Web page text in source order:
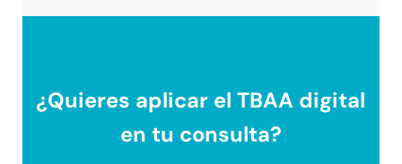
¿Quieres aplicar el TBAA digital
en tu consulta?